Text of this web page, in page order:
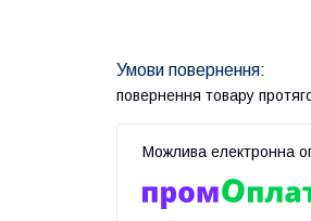
повернення товару